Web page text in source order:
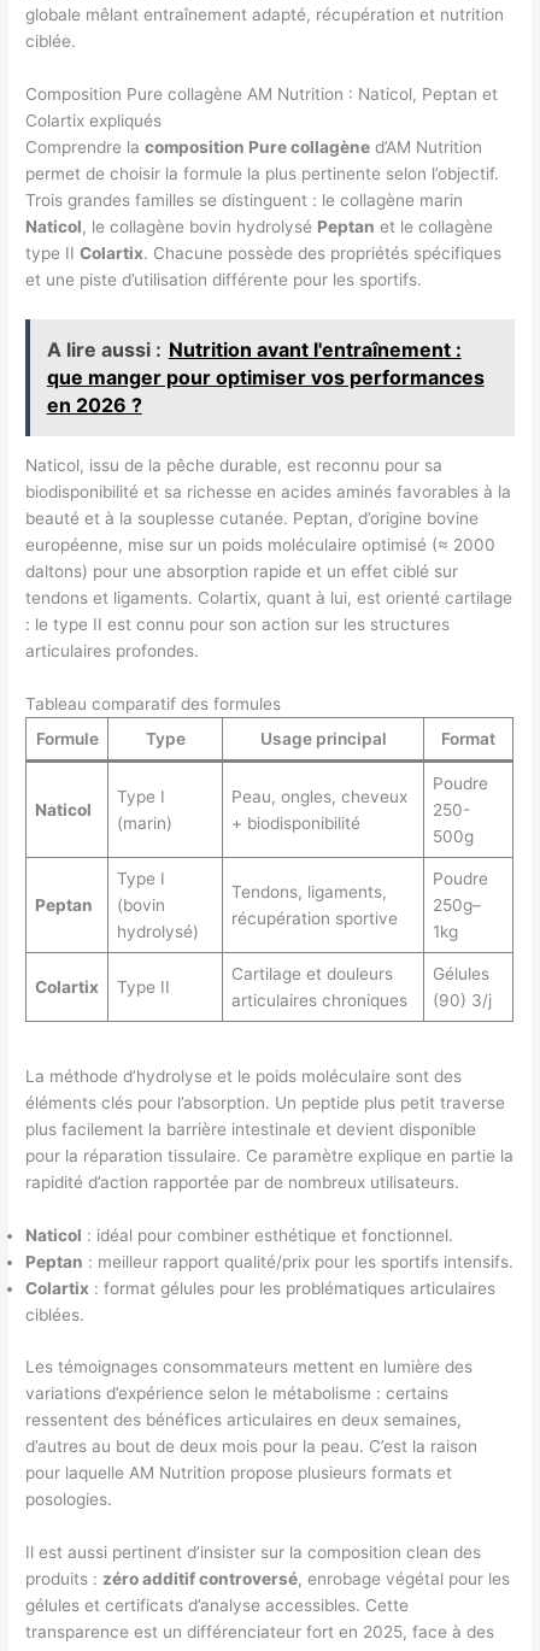
globale mêlant entraînement adapté, récupération et nutrition
ciblée.
Composition Pure collagène AM Nutrition : Naticol, Peptan et
Colartix expliqués
Comprendre lacomposition Pure collagène d’AM Nutrition
permet de choisir la formule la plus pertinente selon l’objectif.
Trois grandes familles se distinguent : le collagène marin
Naticol, le collagène bovin hydrolysé Peptan et le collagène
type IIColartix. Chacune possède des propriétés spécifiques
et une piste d’utilisation différente pour les sportifs.
A lire aussi : Nutrition avant l'entraînement :
que manger pour optimiser vos performances
en 2026 ?
Naticol, issu de la pêche durable, est reconnu pour sa
biodisponibilité et sa richesse en acides aminés favorables à la
beauté et à la souplesse cutanée. Peptan, d’origine bovine
européenne, mise sur un poids moléculaire optimisé (≈ 2000
daltons) pour une absorption rapide et un effet ciblé sur
tendons et ligaments. Colartix, quant à lui, est orienté cartilage
: le type II est connu pour son action sur les structures
articulaires profondes.
Tableau comparatif des formules
Formule
Type Usage principal Format
Naticol
Type I
(marin)
Peau, ongles, cheveux
+ biodisponibilité
Poudre
250-
500g
Peptan
Type I
(bovin
hydrolysé)
Tendons, ligaments,
récupération sportive
Poudre
250g–
1kg
Colartix Type II
Cartilage et douleurs
articulaires chroniques
Gélules
(90) 3/j
La méthode d’hydrolyse et le poids moléculaire sont des
éléments clés pour l’absorption. Un peptide plus petit traverse
plus facilement la barrière intestinale et devient disponible
pour la réparation tissulaire. Ce paramètre explique en partie la
rapidité d’action rapportée par de nombreux utilisateurs.
Naticol : idéal pour combiner esthétique et fonctionnel.
Peptan : meilleur rapport qualité/prix pour les sportifs intensifs.
Colartix : format gélules pour les problématiques articulaires
ciblées.
Les témoignages consommateurs mettent en lumière des
variations d’expérience selon le métabolisme : certains
ressentent des bénéfices articulaires en deux semaines,
d’autres au bout de deux mois pour la peau. C’est la raison
pour laquelle AM Nutrition propose plusieurs formats et
posologies.
Il est aussi pertinent d’insister sur la composition clean des
produits : zéro additif controversé, enrobage végétal pour les
gélules et certificats d’analyse accessibles. Cette
transparence est un différenciateur fort en 2025, face à des